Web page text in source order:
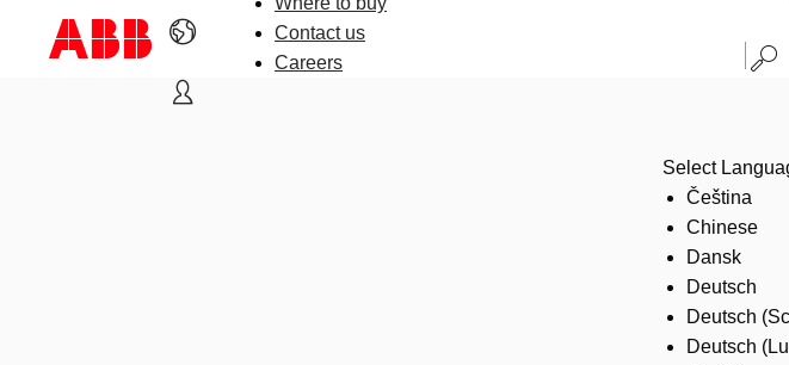
Contact us
Careers
Select
Čeština
Chinese
Dansk
Deutsch
Deutsch
Deutsch